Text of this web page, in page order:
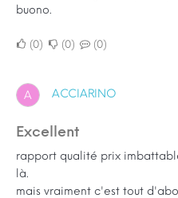
buono.
0 0 0
A ACCIARINO
Excellent
rapport qualité prix
là.
mais vraiment c'est tout